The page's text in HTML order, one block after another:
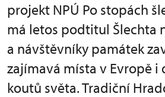
projekt NPÚ Po stopách
má letos podtitul Šlechta
a návštěvníky památek
zajímavá místa v Evropě i
koutů světa. Tradiční